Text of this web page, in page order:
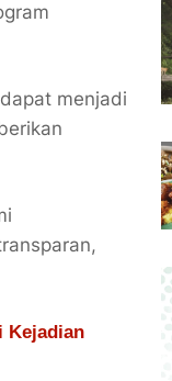
menjadi
Kejadian